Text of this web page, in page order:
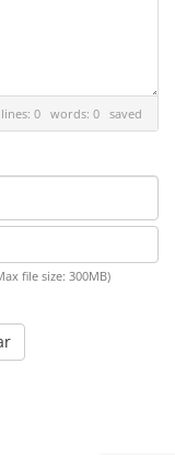
lines: 0 words: 0 saved
file size: 300MB)